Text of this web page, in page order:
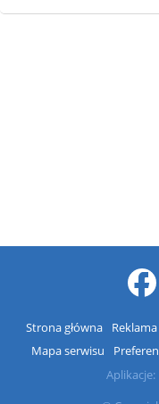
Strona główna Reklama
Mapa serwisu
Aplikacje: